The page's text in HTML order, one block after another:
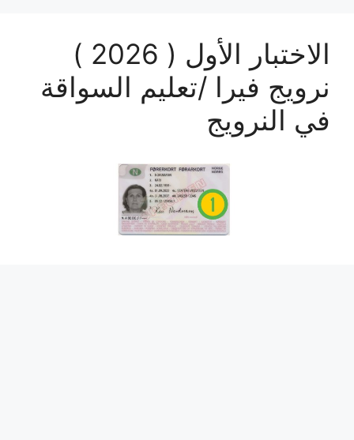
الاختبار الأول ( 2026 )
نرويج فيرا /تعليم السواقة
في النرويج